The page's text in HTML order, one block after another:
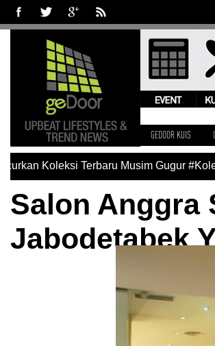
GEDOOR KUIS
Koleksi Terbaru Musim Gugur #Koleksi
Salon Anggra
Jabodetabek